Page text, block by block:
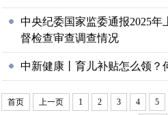
中央纪委国家监委通报2025
督检查审查调查情况
中新健康丨育儿补贴怎么领？
首页 上一页 1 2 3 4 5